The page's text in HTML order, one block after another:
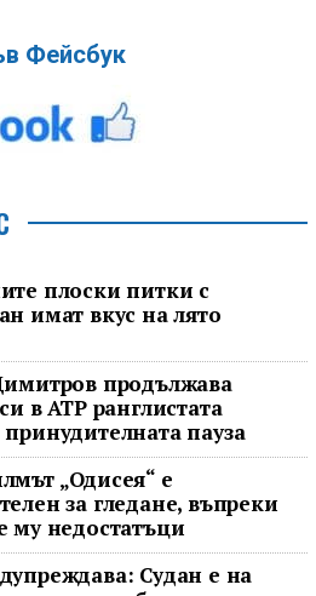
Фейсбук
плоски питки с
имат вкус на лято
продължава
в ATP ранглистата
пауза
„Одисея“ е
за гледане, въпреки
му недостатъци
Судан е на